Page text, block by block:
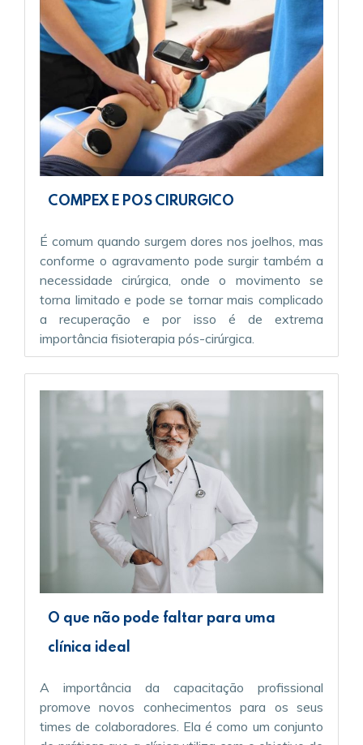
COMPEX E POS CIRURGICO
É comum quando surgem dores nos joelhos, mas
conforme o agravamento pode surgir também a
necessidade cirúrgica, onde o movimento se
torna limitado e pode se tornar mais complicado
a recuperação e por isso é de extrema
importância fisioterapia pós-cirúrgica.
O que não pode faltar para uma
clínica ideal
A importância da capacitação profissional
promove novos conhecimentos para os seus
times de colaboradores. Ela é como um conjunto